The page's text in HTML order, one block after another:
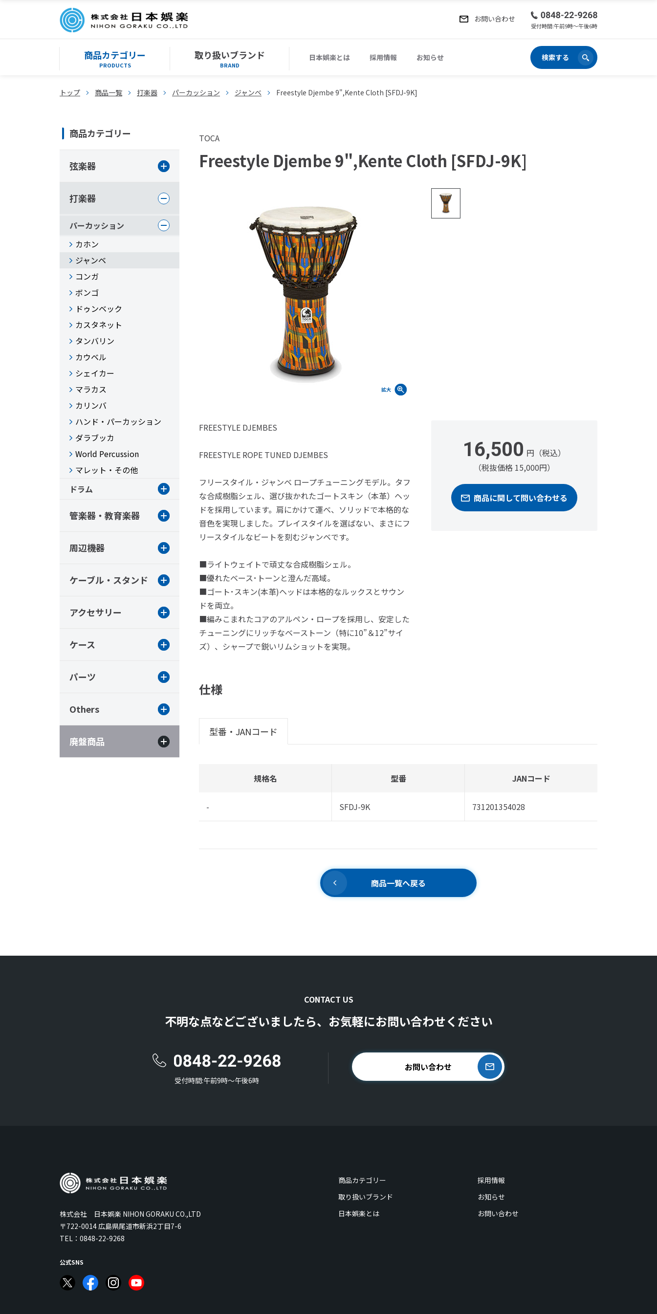
お問い合わせ
受付時間:午前9時〜午後6時
商品カテゴリー
PRODUCTS
取り扱いブランド
BRAND
日本娯楽とは 採用情報 お知らせ 検索する
トップ 商品一覧 打楽器 パーカッション ジャンベ Freestyle Djembe 9",Kente Cloth [SFDJ-9K]
TOCA
Freestyle Djembe 9",Kente Cloth [SFDJ-9K]
FREESTYLE DJEMBES
FREESTYLE ROPE TUNED DJEMBES
フリースタイル・ジャンベ ロープチューニングモデル。タフ
な合成樹脂シェル、選び抜かれたゴートスキン（本革）ヘッ
ドを採用しています。肩にかけて運べ、ソリッドで本格的な
音色を実現しました。プレイスタイルを選ばない、まさにフ
リースタイルなビートを刻むジャンベです。
■ライトウェイトで頑丈な合成樹脂シェル。
■優れたベース･トーンと澄んだ高域。
■ゴート･スキン(本革)ヘッドは本格的なルックスとサウン
ドを両立。
■編みこまれたコアのアルペン・ロープを採用し、安定した
チューニングにリッチなベーストーン（特に10”＆12”サイ
ズ）、シャープで鋭いリムショットを実現。
16,500 円（税込）
（税抜価格 15,000円）
商品に関して問い合わせる
仕様
型番・JANコード
規格名 型番 JANコード
- SFDJ-9K 731201354028
商品一覧へ戻る
商品カテゴリー
弦楽器
打楽器
パーカッション
カホン
ジャンベ
コンガ
ボンゴ
ドゥンベック
カスタネット
タンバリン
カウベル
シェイカー
マラカス
カリンバ
ハンド・パーカッション
ダラブッカ
World Percussion
マレット・その他
ドラム
管楽器・教育楽器
周辺機器
ケーブル・スタンド
アクセサリー
ケース
パーツ
Others
廃盤商品
CONTACT US
不明な点などございましたら、お気軽にお問い合わせください
受付時間:午前9時〜午後6時
お問い合わせ
株式会社 日本娯楽 NIHON GORAKU CO.,LTD
〒722-0014 広島県尾道市新浜2丁目7-6
TEL： 0848-22-9268
公式SNS
商品カテゴリー
採用情報
取り扱いブランド
お知らせ
日本娯楽とは
お問い合わせ